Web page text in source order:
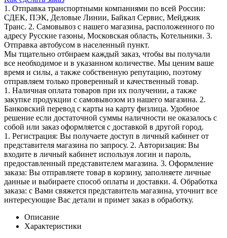
1. Отправка транспортными компаниями по всей России:
СДЕК, ПЭК, Деловые Линии, Байкал Сервис, Мейджик
Транс. 2. Самовывоз с нашего магазина, расположенного по
адресу Русские газоны, Московская область, Котельники. 3.
Отправка автобусом в населенный пункт.
Мы тщательно отбираем каждый заказ, чтобы вы получали
все необходимое и в указанном количестве. Мы ценим ваше
время и силы, а также собственную репутацию, поэтому
отправляем только проверенный и качественный товар.
1. Наличная оплата товаров при их получении, а также
закупке продукции с самовывозом из нашего магазина. 2.
Банковский перевод с карты на карту физлица. Удобное
решение если достаточной суммы наличности не оказалось с
собой или заказ оформляется с доставкой в другой город.
1. Регистрация: Вы получаете доступ в личный кабинет от
представителя магазина по запросу. 2. Авторизация: Вы
входите в личный кабинет используя логин и пароль,
предоставленный представителем магазина. 3. Оформление
заказа: Вы отправляете товар в корзину, заполняете личные
данные и выбираете способ оплаты и доставки. 4. Обработка
заказа: с Вами свяжется представитель магазина, уточнит все
интересующие Вас детали и примет заказ в обработку.
Описание
Характеристики